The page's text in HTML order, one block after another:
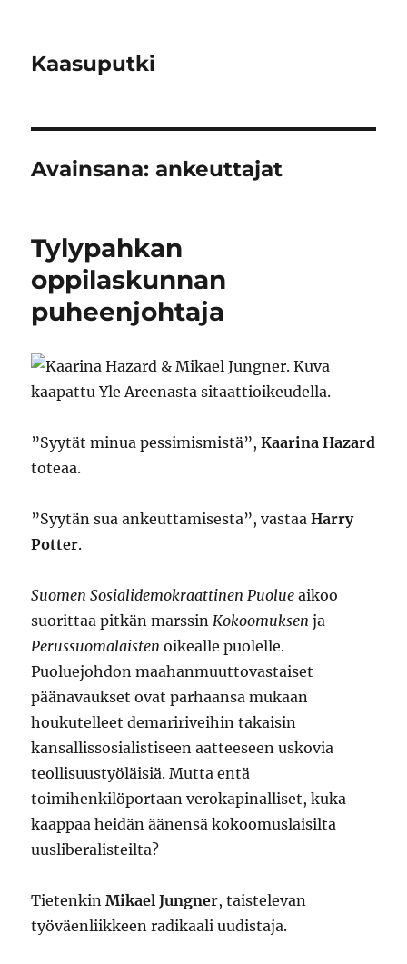
Kaasuputki
Avainsana:ankeuttajat
Tylypahkan
oppilaskunnan
puheenjohtaja
”Syytät minua pessimismistä”,Kaarina Hazard
toteaa.
”Syytän sua ankeuttamisesta”, vastaaHarry
Potter.
Suomen Sosialidemokraattinen Puolue aikoo
suorittaa pitkän marssinKokoomuksen ja
Perussuomalaisten oikealle puolelle.
Puoluejohdon maahanmuuttovastaiset
päänavaukset ovat parhaansa mukaan
houkutelleet demaririveihin takaisin
kansallissosialistiseen aatteeseen uskovia
teollisuustyöläisiä. Mutta entä
toimihenkilöportaan verokapinalliset, kuka
kaappaa heidän äänensä kokoomuslaisilta
uusliberalisteilta?
TietenkinMikael Jungner, taistelevan
työväenliikkeen radikaali uudistaja.